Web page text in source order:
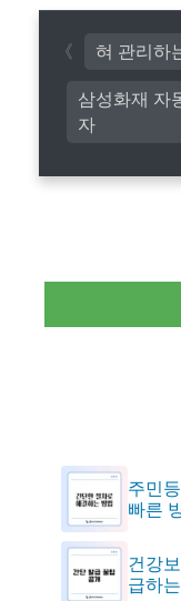
삼성화재 자
자
혀 관리하
주민
빠른
건강
급하